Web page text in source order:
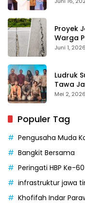
Proyek
Warga
Juni 1, 2026
Ludruk
Tawa
Mei 2, 2026
Populer Tag
Pengusaha Muda
Bangkit Bersama
Peringati HBP Ke-60
infrastruktur jawa
Khofifah Indar